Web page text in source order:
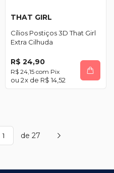
THAT GIRL
Cílios Postiços 3D That Girl
Extra Cilhuda
R$ 24,90
R$ 24,15 com Pix
2x de R$ 14,52
de 27